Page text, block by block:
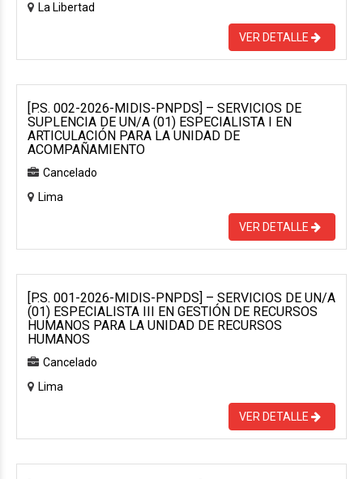
La Libertad
VER DETALLE
[P.S. 002-2026-MIDIS-PNPDS] – SERVICIOS DE
SUPLENCIA DE UN/A (01) ESPECIALISTA I EN
ARTICULACIÓN PARA LA UNIDAD DE
ACOMPAÑAMIENTO
Cancelado
Lima
VER DETALLE
[P.S. 001-2026-MIDIS-PNPDS] – SERVICIOS DE UN/A
(01) ESPECIALISTA III EN GESTIÓN DE RECURSOS
HUMANOS PARA LA UNIDAD DE RECURSOS
HUMANOS
Cancelado
Lima
VER DETALLE